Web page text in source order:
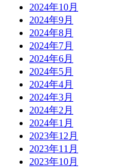
2024年10月
2024年9月
2024年8月
2024年7月
2024年6月
2024年5月
2024年4月
2024年3月
2024年2月
2024年1月
2023年12月
2023年11月
2023年10月